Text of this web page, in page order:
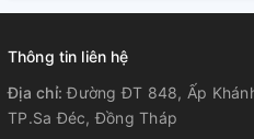
Thông tin liên hệ
Địa chỉ:Đường ĐT 848, Ấp
TP.Sa Đéc, Đồng Tháp